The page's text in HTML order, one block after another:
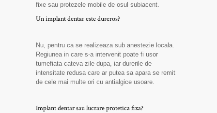
fixe sau protezele mobile de osul subiacent.
Un implant dentar este dureros?
Nu, pentru ca se realizeaza sub anestezie locala.
Regiunea in care s-a intervenit poate fi usor
tumefiata cateva zile dupa, iar durerile de
intensitate redusa care ar putea sa apara se remit
de cele mai multe ori cu antialgice usoare.
Implant dentar sau lucrare protetica fixa?